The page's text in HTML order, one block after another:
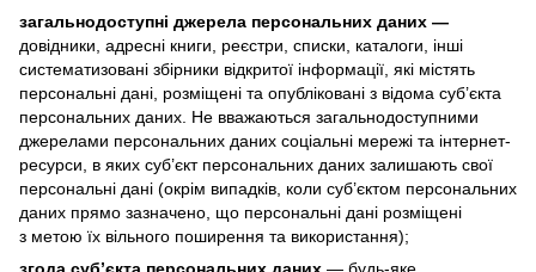
загальнодоступні джерела персональних даних —
довідники, адресні книги, реєстри, списки, каталоги, інші
систематизовані збірники відкритої інформації, які містять
персональні дані, розміщені та опубліковані з відома суб’єкта
персональних даних. Не вважаються загальнодоступними
джерелами персональних даних соціальні мережі та інтернет-
ресурси, в яких суб’єкт персональних даних залишають свої
персональні дані (окрім випадків, коли суб’єктом персональних
даних прямо зазначено, що персональні дані розміщені
з метою їх вільного поширення та використання);